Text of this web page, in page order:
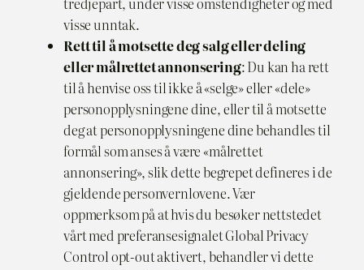
visse unntak.
Rett til å motsette deg salg eller deling
eller målrettet annonsering: Du kan ha rett
til å henvise oss til ikke å «selge» eller «dele»
personopplysningene dine, eller til å motsette
deg at personopplysningene dine behandles til
formål som anses å være «målrettet
annonsering», slik dette begrepet defineres i de
gjeldende personvernlovene. Vær
oppmerksom på at hvis du besøker nettstedet
vårt med preferansesignalet Global Privacy
Control opt-out aktivert, behandler vi dette